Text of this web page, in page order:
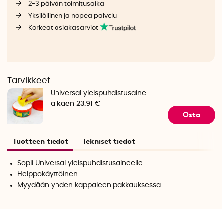
2-3 päivän toimitusaika
Yksilöllinen ja nopea palvelu
Korkeat asiakasarviot
Tarvikkeet
Universal yleispuhdistusaine
alkaen 23.91 €
Osta
Tuotteen tiedot Tekniset tiedot
Sopii Universal yleispuhdistusaineelle
Helppokäyttöinen
Myydään yhden kappaleen pakkauksessa